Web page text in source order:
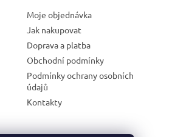
Moje objednávka
Jak nakupovat
Doprava a platba
Obchodní podmínky
Podmínky ochrany osobních
údajů
Kontakty